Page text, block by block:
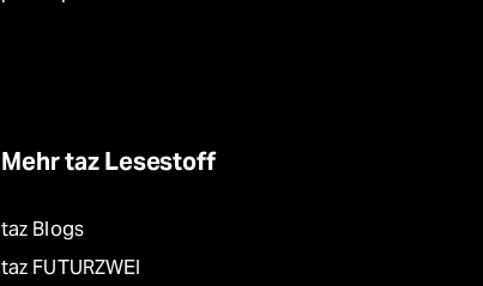
Mehr taz Lesestoff
taz Blogs
taz FUTURZWEI